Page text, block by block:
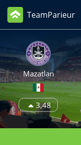
TeamParieur
Mazatlan
3,48